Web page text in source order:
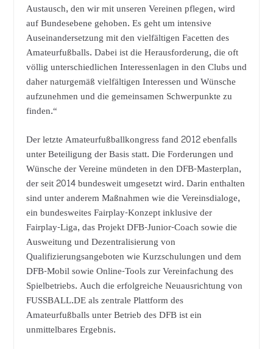
Austausch, den wir mit unseren Vereinen pflegen, wird
auf Bundesebene gehoben. Es geht um intensive
Auseinandersetzung mit den vielfältigen Facetten des
Amateurfußballs. Dabei ist die Herausforderung, die oft
völlig unterschiedlichen Interessenlagen in den Clubs und
daher naturgemäß vielfältigen Interessen und Wünsche
aufzunehmen und die gemeinsamen Schwerpunkte zu
finden.“
Der letzte Amateurfußballkongress fand 2012 ebenfalls
unter Beteiligung der Basis statt. Die Forderungen und
Wünsche der Vereine mündeten in den DFB-Masterplan,
der seit 2014 bundesweit umgesetzt wird. Darin enthalten
sind unter anderem Maßnahmen wie die Vereinsdialoge,
ein bundesweites Fairplay-Konzept inklusive der
Fairplay-Liga, das Projekt DFB-Junior-Coach sowie die
Ausweitung und Dezentralisierung von
Qualifizierungsangeboten wie Kurzschulungen und dem
DFB-Mobil sowie Online-Tools zur Vereinfachung des
Spielbetriebs. Auch die erfolgreiche Neuausrichtung von
FUSSBALL.DE als zentrale Plattform des
Amateurfußballs unter Betrieb des DFB ist ein
unmittelbares Ergebnis.